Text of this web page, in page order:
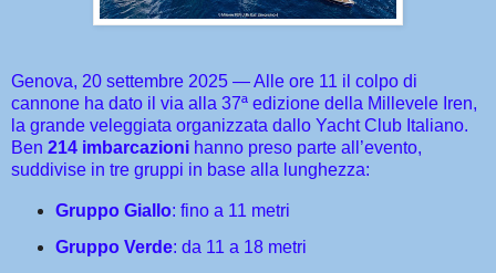
Genova, 20 settembre 2025 — Alle ore 11 il colpo di
cannone ha dato il via alla 37ª edizione della Millevele Iren,
la grande veleggiata organizzata dallo Yacht Club Italiano.
Ben 214 imbarcazioni hanno preso parte all’evento,
suddivise in tre gruppi in base alla lunghezza:
Gruppo Giallo: fino a 11 metri
Gruppo Verde: da 11 a 18 metri